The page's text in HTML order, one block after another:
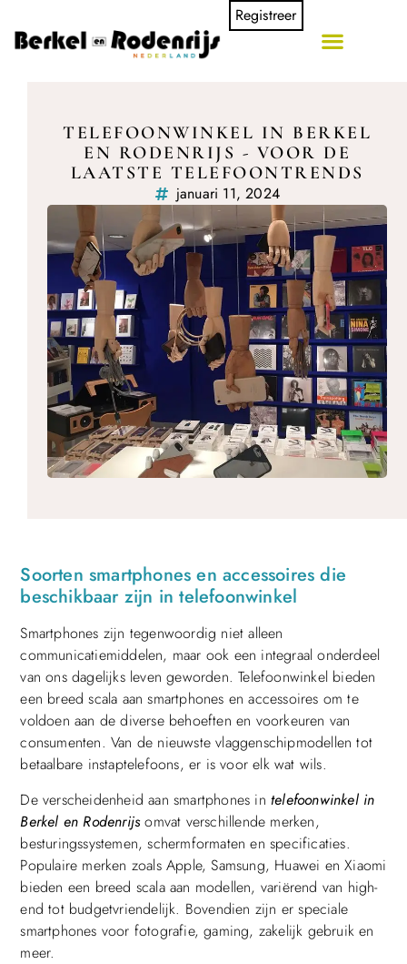
Registreer
TELEFOONWINKEL IN BERKEL
EN RODENRIJS - VOOR DE
LAATSTE TELEFOONTRENDS
januari 11, 2024
Soorten smartphones en accessoires die
beschikbaar zijn in telefoonwinkel
Smartphones zijn tegenwoordig niet alleen
communicatiemiddelen, maar ook een integraal onderdeel
van ons dagelijks leven geworden. Telefoonwinkel bieden
een breed scala aan smartphones en accessoires om te
voldoen aan de diverse behoeften en voorkeuren van
consumenten. Van de nieuwste vlaggenschipmodellen tot
betaalbare instaptelefoons, er is voor elk wat wils.
De verscheidenheid aan smartphones in telefoonwinkel in
Berkel en Rodenrijsomvat verschillende merken,
besturingssystemen, schermformaten en specificaties.
Populaire merken zoals Apple, Samsung, Huawei en Xiaomi
bieden een breed scala aan modellen, variërend van high-
end tot budgetvriendelijk. Bovendien zijn er speciale
smartphones voor fotografie, gaming, zakelijk gebruik en
meer.